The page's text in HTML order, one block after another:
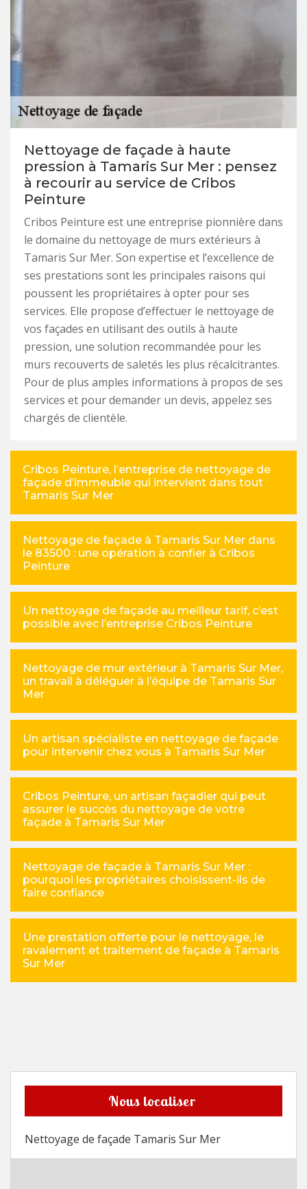
Nettoyage de façade à haute
pression à Tamaris Sur Mer : pensez
à recourir au service de Cribos
Peinture
Cribos Peinture est une entreprise pionnière dans
le domaine du nettoyage de murs extérieurs à
Tamaris Sur Mer. Son expertise et l’excellence de
ses prestations sont les principales raisons qui
poussent les propriétaires à opter pour ses
services. Elle propose d’effectuer le nettoyage de
vos façades en utilisant des outils à haute
pression, une solution recommandée pour les
murs recouverts de saletés les plus récalcitrantes.
Pour de plus amples informations à propos de ses
services et pour demander un devis, appelez ses
chargés de clientèle.
Cribos Peinture, l’entreprise de nettoyage de
façade d’immeuble qui intervient dans tout
Tamaris Sur Mer
Nettoyage de façade à Tamaris Sur Mer dans
le 83500 : une opération à confier à Cribos
Peinture
Un nettoyage de façade au meilleur tarif, c’est
possible avec l’entreprise Cribos Peinture
Nettoyage de mur extérieur à Tamaris Sur Mer,
un travail à déléguer à l’équipe de Tamaris Sur
Mer
Un artisan spécialiste en nettoyage de façade
pour intervenir chez vous à Tamaris Sur Mer
Cribos Peinture, un artisan façadier qui peut
assurer le succès du nettoyage de votre
façade à Tamaris Sur Mer
Nettoyage de façade à Tamaris Sur Mer :
pourquoi les propriétaires choisissent-ils de
faire confiance
Une prestation offerte pour le nettoyage, le
ravalement et traitement de façade à Tamaris
Sur Mer
Nous localiser
Nettoyage de façade Tamaris Sur Mer